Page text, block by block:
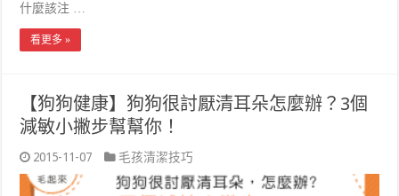
什麼該注 …
看更多 »
【狗狗健康】狗狗很討厭清耳朵怎麼辦？3個
減敏小撇步幫幫你！
2015-11-07 毛孩清潔技巧